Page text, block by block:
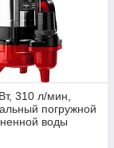
310 л/мин,
погружной
воды